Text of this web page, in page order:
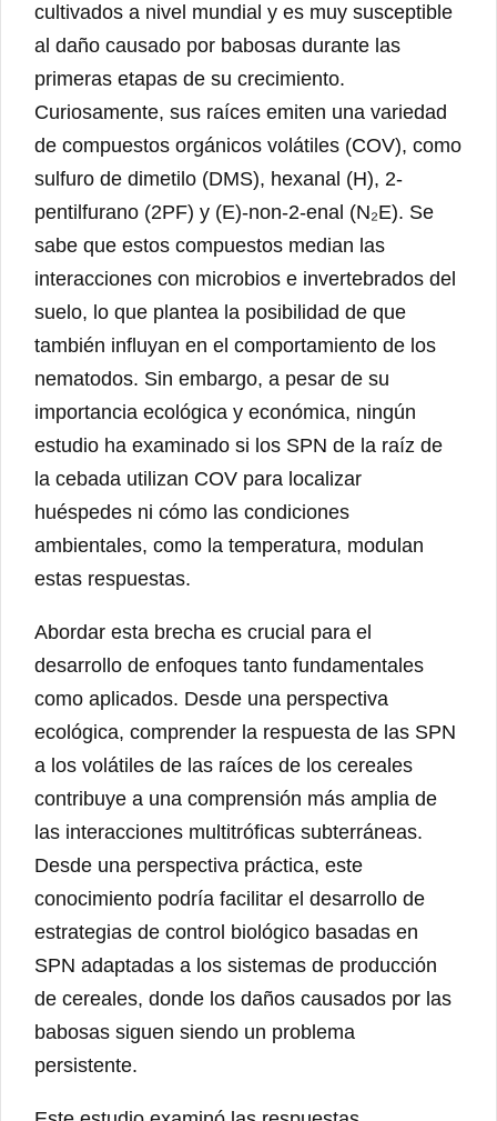
cultivados a nivel mundial y es muy susceptible
al daño causado por babosas durante las
primeras etapas de su crecimiento.
Curiosamente, sus raíces emiten una variedad
de compuestos orgánicos volátiles (COV), como
sulfuro de dimetilo (DMS), hexanal (H), 2-
pentilfurano (2PF) y (E)-non-2-enal (N₂E). Se
sabe que estos compuestos median las
interacciones con microbios e invertebrados del
suelo, lo que plantea la posibilidad de que
también influyan en el comportamiento de los
nematodos. Sin embargo, a pesar de su
importancia ecológica y económica, ningún
estudio ha examinado si los SPN de la raíz de
la cebada utilizan COV para localizar
huéspedes ni cómo las condiciones
ambientales, como la temperatura, modulan
estas respuestas.
Abordar esta brecha es crucial para el
desarrollo de enfoques tanto fundamentales
como aplicados. Desde una perspectiva
ecológica, comprender la respuesta de las SPN
a los volátiles de las raíces de los cereales
contribuye a una comprensión más amplia de
las interacciones multitróficas subterráneas.
Desde una perspectiva práctica, este
conocimiento podría facilitar el desarrollo de
estrategias de control biológico basadas en
SPN adaptadas a los sistemas de producción
de cereales, donde los daños causados ​​por las
babosas siguen siendo un problema
persistente.